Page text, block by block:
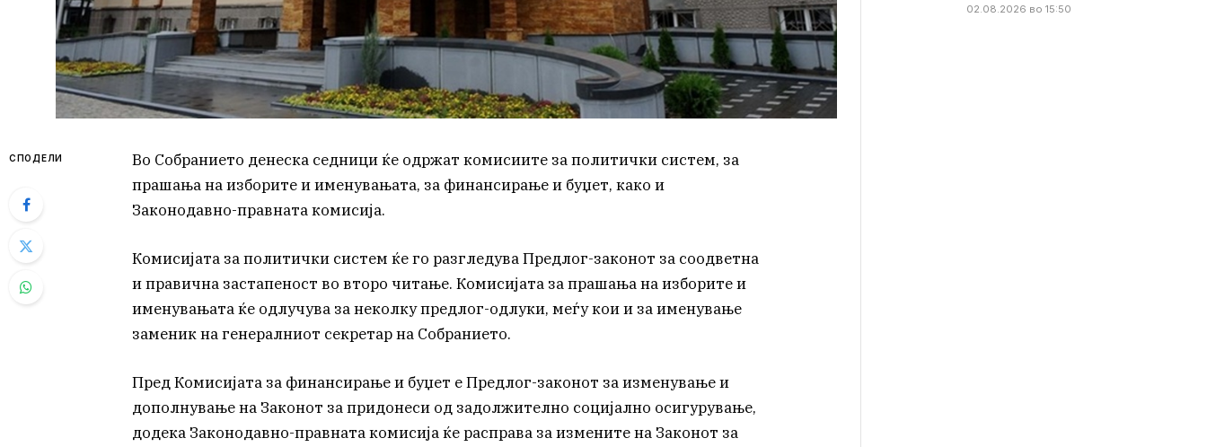
СПОДЕЛИ
Во Собранието денеска седници ќе одржат комисиите за политички систем, за
прашања на изборите и именувањата, за финансирање и буџет, како и
Законодавно-правната комисија.
Комисијата за политички систем ќе го разгледува Предлог-законот за соодветна
и правична застапеност во второ читање. Комисијата за прашања на изборите и
именувањата ќе одлучува за неколку предлог-одлуки, меѓу кои и за именување
заменик на генералниот секретар на Собранието.
Пред Комисијата за финансирање и буџет е Предлог-законот за изменување и
дополнување на Законот за придонеси од задолжително социјално осигурување,
додека Законодавно-правната комисија ќе расправа за измените на Законот за
02.08.2026 во 15:50